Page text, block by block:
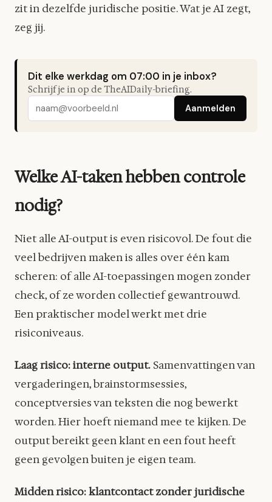
zit in dezelfde juridische positie. Wat je AI zegt,
zeg jij.
Dit elke werkdag om 07:00 in je inbox?
Schrijf je in op de TheAIDaily-briefing.
Aanmelden
Welke AI-taken hebben controle
nodig?
Niet alle AI-output is even risicovol. De fout die
veel bedrijven maken is alles over één kam
scheren: of alle AI-toepassingen mogen zonder
check, of ze worden collectief gewantrouwd.
Een praktischer model werkt met drie
risiconiveaus.
Laag risico: interne output. Samenvattingen van
vergaderingen, brainstormsessies,
conceptversies van teksten die nog bewerkt
worden. Hier hoeft niemand mee te kijken. De
output bereikt geen klant en een fout heeft
geen gevolgen buiten je eigen team.
Midden risico: klantcontact zonder juridische